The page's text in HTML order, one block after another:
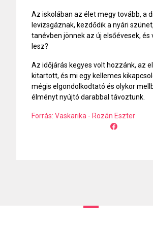
Az iskolában az élet megy tovább, a
levizsgáznak, kezdődik a nyári
tanévben jönnek az új elsőévesek, és
lesz?
Az időjárás kegyes volt hozzánk, az
kitartott, és mi egy kellemes
mégis elgondolkodtató és olykor
élményt nyújtó darabbal távoztunk.
Forrás: Vaskarika - Rozán Eszter